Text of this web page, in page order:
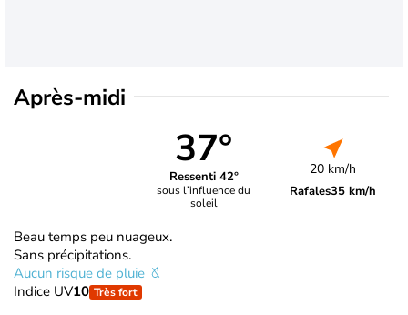
Après-midi
37°
Ressenti 42°
sous l’influence du
soleil
20 km/h
Rafales35 km/h
Beau temps peu nuageux.
Sans précipitations.
Aucun risque de pluie
Indice UV10 Très fort